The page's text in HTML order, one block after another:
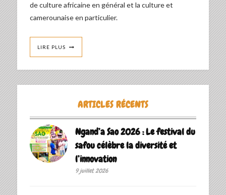
de culture africaine en général et la culture et
camerounaise en particulier.
LIRE PLUS
ARTICLES RÉCENTS
Ngand’a Sao 2026 : Le festival du
safou célèbre la diversité et
l’innovation
9 juillet 2026